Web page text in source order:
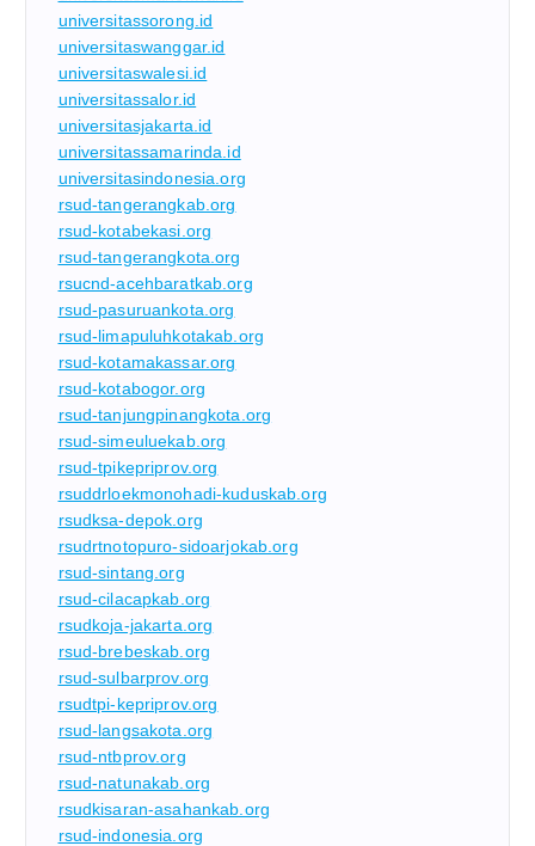
universitassorong.id
universitaswanggar.id
universitaswalesi.id
universitassalor.id
universitasjakarta.id
universitassamarinda.id
universitasindonesia.org
rsud-tangerangkab.org
rsud-kotabekasi.org
rsud-tangerangkota.org
rsucnd-acehbaratkab.org
rsud-pasuruankota.org
rsud-limapuluhkotakab.org
rsud-kotamakassar.org
rsud-kotabogor.org
rsud-tanjungpinangkota.org
rsud-simeuluekab.org
rsud-tpikepriprov.org
rsuddrloekmonohadi-kuduskab.org
rsudksa-depok.org
rsudrtnotopuro-sidoarjokab.org
rsud-sintang.org
rsud-cilacapkab.org
rsudkoja-jakarta.org
rsud-brebeskab.org
rsud-sulbarprov.org
rsudtpi-kepriprov.org
rsud-langsakota.org
rsud-ntbprov.org
rsud-natunakab.org
rsudkisaran-asahankab.org
rsud-indonesia.org